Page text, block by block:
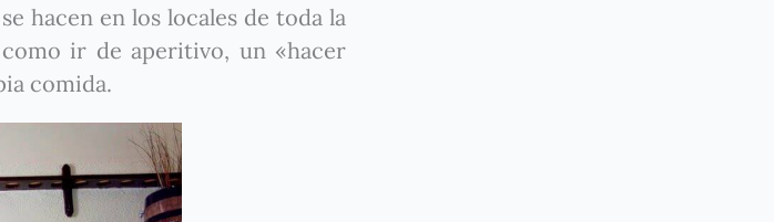
hacen en los locales de toda la
ir de aperitivo, un «hacer
comida.